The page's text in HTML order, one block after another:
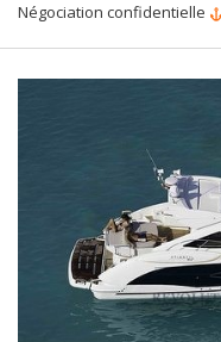
Négociation confidentielle